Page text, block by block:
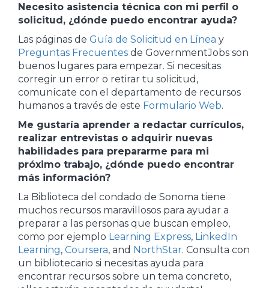
Necesito asistencia técnica con mi perfil o
solicitud, ¿dónde puedo encontrar ayuda?
Las páginas de Guía de Solicitud en Línea y
Preguntas Frecuentes de GovernmentJobs son
buenos lugares para empezar. Si necesitas
corregir un error o retirar tu solicitud,
comunícate con el departamento de recursos
humanos a través de este Formulario Web.
Me gustaría aprender a redactar currículos,
realizar entrevistas o adquirir nuevas
habilidades para prepararme para mi
próximo trabajo, ¿dónde puedo encontrar
más información?
La Biblioteca del condado de Sonoma tiene
muchos recursos maravillosos para ayudar a
preparar a las personas que buscan empleo,
como por ejemplo Learning Express, LinkedIn
Learning, Coursera, and NorthStar. Consulta con
un bibliotecario si necesitas ayuda para
encontrar recursos sobre un tema concreto,